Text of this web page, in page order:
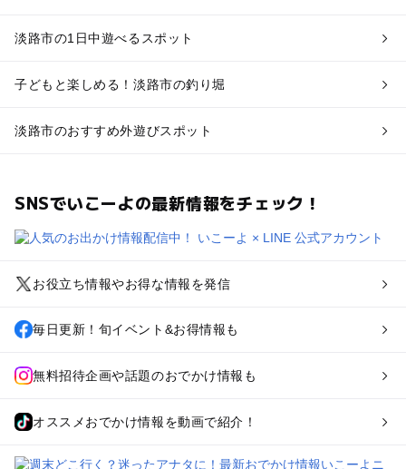
淡路市の1日中遊べるスポット
子どもと楽しめる！淡路市の釣り堀
淡路市のおすすめ外遊びスポット
SNSでいこーよの最新情報をチェック！
お役立ち情報やお得な情報を発信
毎日更新！旬イベント&お得情報も
無料招待企画や話題のおでかけ情報も
オススメおでかけ情報を動画で紹介！